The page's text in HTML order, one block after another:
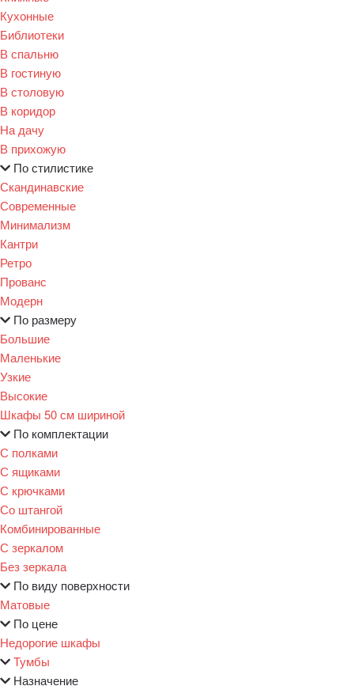
Кухонные
Библиотеки
В спальню
В гостиную
В столовую
В коридор
На дачу
В прихожую
По стилистике
Скандинавские
Современные
Минимализм
Кантри
Ретро
Прованс
Модерн
По размеру
Большие
Маленькие
Узкие
Высокие
Шкафы 50 см шириной
По комплектации
С полками
С ящиками
С крючками
Со штангой
Комбинированные
С зеркалом
Без зеркала
По виду поверхности
Матовые
По цене
Недорогие шкафы
Тумбы
Назначение